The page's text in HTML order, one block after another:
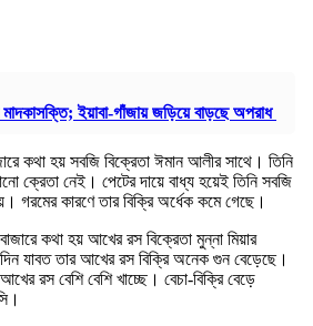
মাদকাসক্তি; ইয়াবা-গাঁজায় জড়িয়ে বাড়ছে অপরাধ
কথা হয় সবজি বিক্রেতা ঈমান আলীর সাথে। তিনি
ক্রেতা নেই। পেটের দায়ে বাধ্য হয়েই তিনি সবজি
গরমের কারণে তার বিক্রি অর্ধেক কমে গেছে।
কথা হয় আখের রস বিক্রেতা মুন্না মিয়ার
যাবত তার আখের রস বিক্রি অনেক গুন বেড়েছে।
রস বেশি বেশি খাচ্ছে। বেচা-বিক্রি বেড়ে